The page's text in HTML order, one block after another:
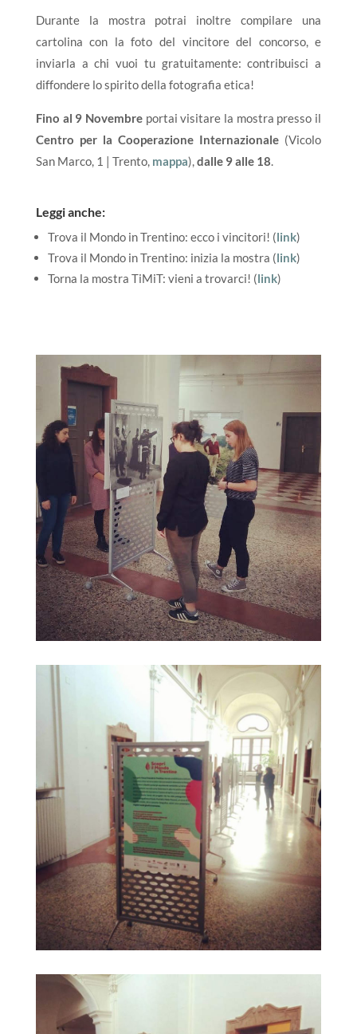
Durante la mostra potrai inoltre compilare una
cartolina con la foto del vincitore del concorso, e
inviarla a chi vuoi tu gratuitamente: contribuisci a
diffondere lo spirito della fotografia etica!
Fino al 9 Novembre portai visitare la mostra presso il
Centro per la Cooperazione Internazionale (Vicolo
San Marco, 1 | Trento, mappa),dalle 9 alle 18.
Leggi anche:
Trova il Mondo in Trentino: ecco i vincitori! (link)
Trova il Mondo in Trentino: inizia la mostra (link)
Torna la mostra TiMiT: vieni a trovarci! (link)